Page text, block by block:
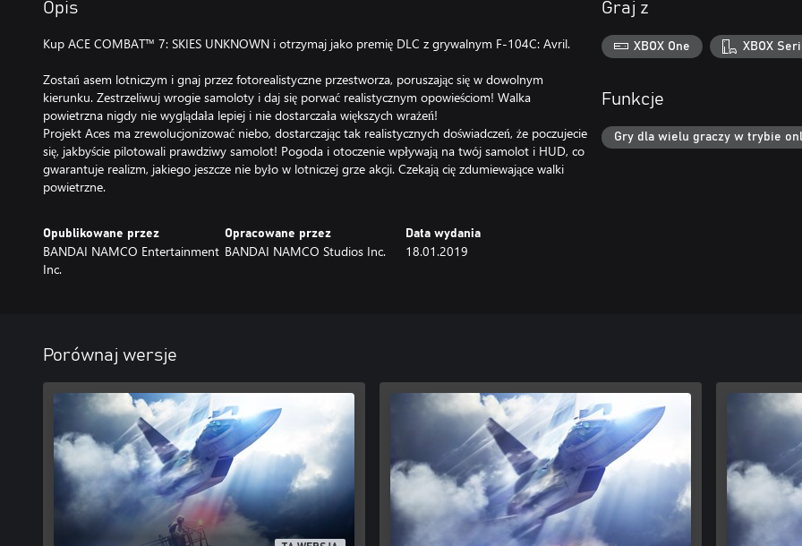
Opis
Kup ACE COMBAT™ 7: SKIES UNKNOWN i otrzymaj jako premię DLC z grywalnym F-104C: Avril.
Zostań asem lotniczym i gnaj przez fotorealistyczne przestworza, poruszając się w dowolnym
kierunku. Zestrzeliwuj wrogie samoloty i daj się porwać realistycznym opowieściom! Walka
powietrzna nigdy nie wyglądała lepiej i nie dostarczała większych wrażeń!
Projekt Aces ma zrewolucjonizować niebo, dostarczając tak realistycznych doświadczeń, że poczujecie
się, jakbyście pilotowali prawdziwy samolot! Pogoda i otoczenie wpływają na twój samolot i HUD, co
gwarantuje realizm, jakiego jeszcze nie było w lotniczej grze akcji. Czekają cię zdumiewające walki
powietrzne.
Opublikowane przez
BANDAI NAMCO Entertainment
Inc.
Opracowane przez
BANDAI NAMCO Studios Inc.
Data wydania
18.01.2019
Graj z
XBOX One XBOX
Funkcje
Gry dla wielu graczy w trybie
Porównaj wersje